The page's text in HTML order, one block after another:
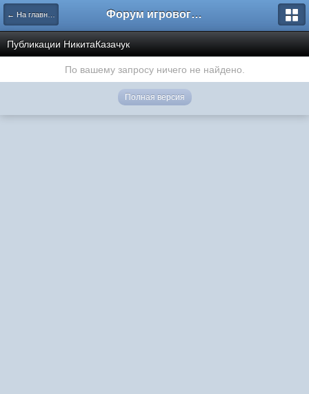
← На главную Форум игрового проекта Riverrise
Публикации НикитаКазачук
По вашему запросу ничего не найдено.
Полная версия